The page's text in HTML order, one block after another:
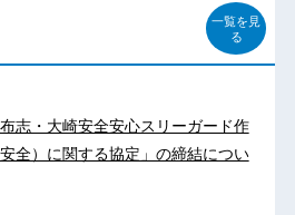
一覧を見
る
志・大崎安全安心スリーガード作
全）に関する協定」の締結につい